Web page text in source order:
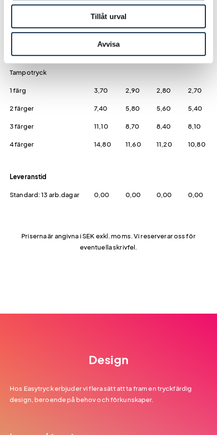
Tillåt urval
Avvisa
0,00 0,00
Tampotryck
1 färg 3,70 2,90 2,80 2,70
2 färger 7,40 5,80 5,60 5,40
3 färger 11,10 8,70 8,40 8,10
4 färger 14,80 11,60 11,20 10,80
Leveranstid
Standard: 13 arb.dagar 0,00 0,00 0,00 0,00
Priserna är angivna i SEK exkl. moms. Vi reserverar oss för
eventuella skrivfel.
Design
Hos Easytryck erbjuder vi flera sätt att ta fram en tryckfärdig
design, beroende på behov och förkunskaper.